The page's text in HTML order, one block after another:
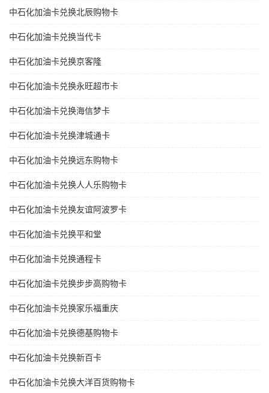
中石化加油卡兑换北辰购物卡
中石化加油卡兑换当代卡
中石化加油卡兑换京客隆
中石化加油卡兑换永旺超市卡
中石化加油卡兑换海信梦卡
中石化加油卡兑换津城通卡
中石化加油卡兑换远东购物卡
中石化加油卡兑换人人乐购物卡
中石化加油卡兑换友谊阿波罗卡
中石化加油卡兑换平和堂
中石化加油卡兑换通程卡
中石化加油卡兑换步步高购物卡
中石化加油卡兑换家乐福重庆
中石化加油卡兑换德基购物卡
中石化加油卡兑换新百卡
中石化加油卡兑换大洋百货购物卡